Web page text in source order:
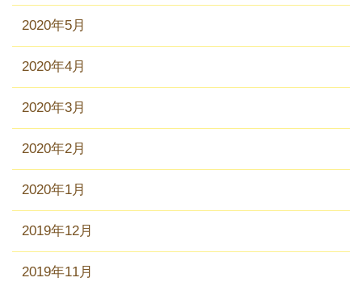
2020年5月
2020年4月
2020年3月
2020年2月
2020年1月
2019年12月
2019年11月